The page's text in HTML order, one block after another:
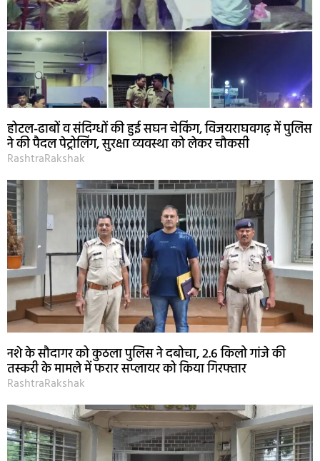
होटल-ढाबों व संदिग्धों की हुई सघन चेकिंग, विजयराघवगढ़ में पुलिस
ने की पैदल पेट्रोलिंग, सुरक्षा व्यवस्था को लेकर चौकसी
RashtraRakshak
नशे के सौदागर को कुठला पुलिस ने दबोचा, 2.6 किलो गांजे की
तस्करी के मामले में फरार सप्लायर को किया गिरफ्तार
RashtraRakshak